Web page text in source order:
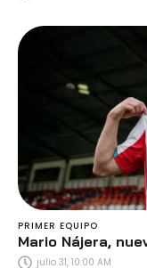
PRIMER EQUIPO
Mario Nájera,
julio 31, 10:00 AM